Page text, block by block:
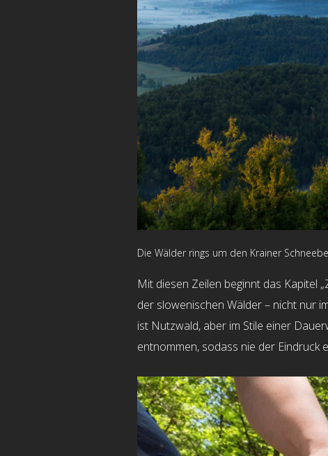
Die Wälder rings um den Krainer
Mit diesen Zeilen beginnt das Kapitel
der slowenischen Wälder – nicht nur
ist Nutzwald, aber im Stile einer
entnommen, sodass nie der Eindruck